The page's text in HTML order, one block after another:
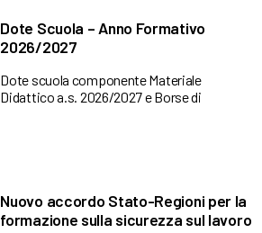
Dote Scuola – Anno Formativo
2026/2027
Dote scuola componente Materiale
Didattico a.s. 2026/2027 e Borse di
Nuovo accordo Stato-Regioni per la
formazione sulla sicurezza sul lavoro